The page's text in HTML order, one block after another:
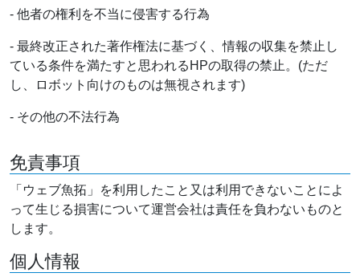
- 他者の権利を不当に侵害する行為
- 最終改正された著作権法に基づく、情報の収集を禁止し
ている条件を満たすと思われるHPの取得の禁止。(ただ
し、ロボット向けのものは無視されます)
- その他の不法行為
免責事項
「ウェブ魚拓」を利用したこと又は利用できないことによ
って生じる損害について運営会社は責任を負わないものと
します。
個人情報